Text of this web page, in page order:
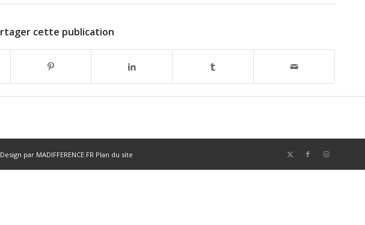
cette publication
Design par MADIFFERENCE.FR Plan du site